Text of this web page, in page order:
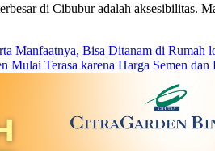
di Cibubur adalah aksesibilitas.
Manfaatnya, Bisa Ditanam di Rumah
Mulai Terasa karena Harga Semen